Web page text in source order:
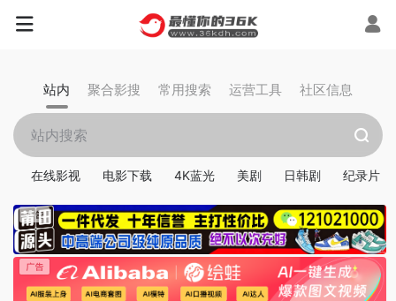
站内 聚合影搜 常用搜索 运营工具 社区信息
在线影视 电影下载 4K蓝光 美剧 日韩剧 纪录片